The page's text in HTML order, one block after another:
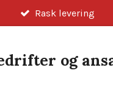
Rask levering
og